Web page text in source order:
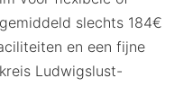
slechts 184€
en een fijne
Ludwigslust-